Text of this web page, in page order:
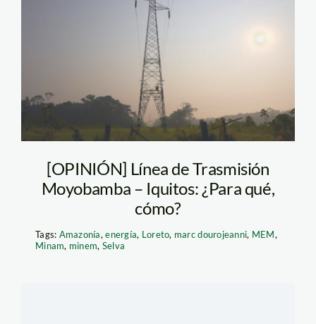
inambari_torre_tm
[OPINIÓN] Línea de Trasmisión
Moyobamba – Iquitos: ¿Para qué,
cómo?
Tags: Amazonía,energía, Loreto, marc dourojeanni, MEM,
Minam, minem, Selva